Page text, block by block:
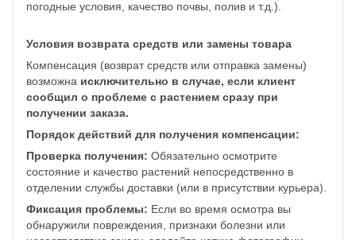
погодные условия, качество почвы, полив и т.д.).
Условия возврата средств или замены товара
Компенсация (возврат средств или отправка замены)
возможна исключительно в случае, если клиент
сообщил о проблеме с растением сразу при
получении заказа.
Порядок действий для получения компенсации:
Проверка получения: Обязательно осмотрите
состояние и качество растений непосредственно в
отделении службы доставки (или в присутствии курьера).
Фиксация проблемы: Если во время осмотра вы
обнаружили повреждения, признаки болезни или